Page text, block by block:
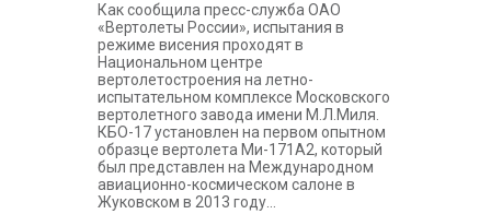
Как сообщила пресс-служба ОАО
«Вертолеты России», испытания в
режиме висения проходят в
Национальном центре
вертолетостроения на летно-
испытательном комплексе Московского
вертолетного завода имени М.Л.Миля.
КБО-17 установлен на первом опытном
образце вертолета Ми-171А2, который
был представлен на Международном
авиационно-космическом салоне в
Жуковском в 2013 году...